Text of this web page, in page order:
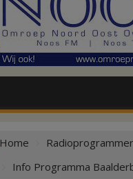
Home
Info Programma